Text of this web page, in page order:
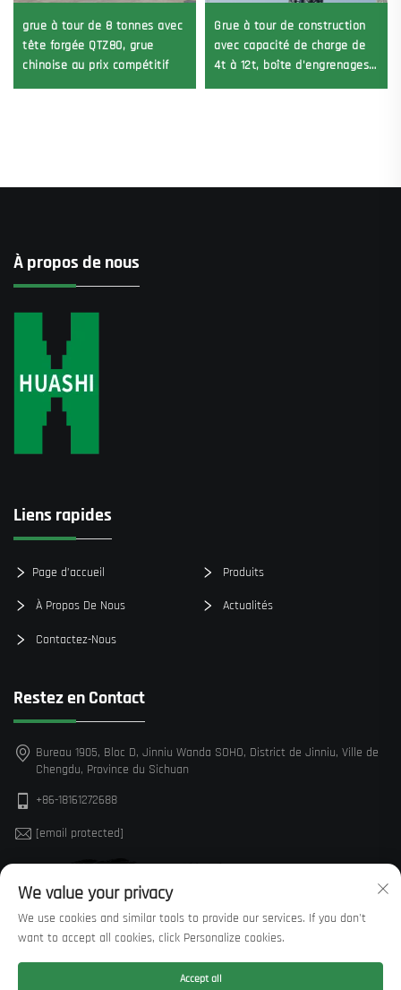
grue à tour de 8 tonnes avec
tête forgée QTZ80, grue
chinoise au prix compétitif
Grue à tour de construction
avec capacité de charge de
4t à 12t, boîte d'engrenages
neuve, moteur à engrenages,
À propos de nous
Liens rapides
Page d’accueil Produits
À Propos De Nous Actualités
Contactez-Nous
Restez en Contact
Bureau 1905, Bloc D, Jinniu Wanda SOHO, District de Jinniu, Ville de
Chengdu, Province du Sichuan
+86-18161272688
[email protected]
We value your privacy
We use cookies and similar tools to provide our services. If you don't
want to accept all cookies, click Personalize cookies.
Accept all